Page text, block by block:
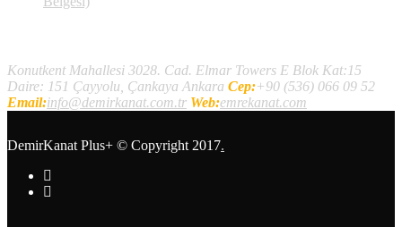
Konutkent Mahallesi 3028. Cad. Elmar Towers E Blok Kat:15
Daire: 151 Çayyolu, Çankaya Ankara Cep:+90 (536) 066 09 52
Email:info@demirkanat.com.tr Web:emrekanat.com
DemirKanat Plus+ © Copyright 2017.